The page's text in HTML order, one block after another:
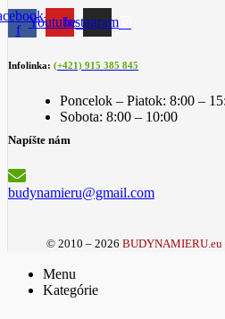
f
YoutubeInstagram
Infolinka: (+421) 915 385 845
Poncelok – Piatok: 8:00 –
Sobota: 8:00 – 10:00
Napíšte nám
budynamieru@gmail.com
© 2010 – 2026 BUDYNAMIERU.eu
Menu
Kategórie